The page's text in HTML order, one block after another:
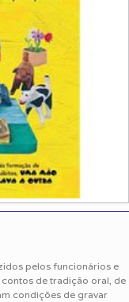
pelos funcionários e
de tradição oral, de
condições de gravar